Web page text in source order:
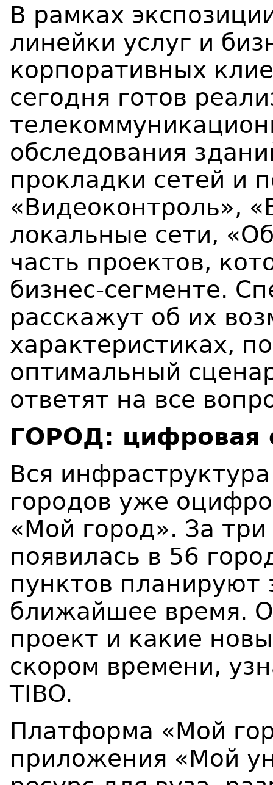
В рамках
линейки услуг и
корпоративных
сегодня готов
обследования
прокладки сетей и
«Видеоконтроль»,
локальные сети,
часть проектов,
бизнес-сегменте.
расскажут об их
характеристиках,
оптимальный
ответят на все
ГОРОД: цифровая
Вся
городов уже
«Мой город». За
появилась в 56
пунктов планируют
ближайшее время. О
проект и какие
скором времени,
TIBO.
Платформа «Мой
приложения «Мой